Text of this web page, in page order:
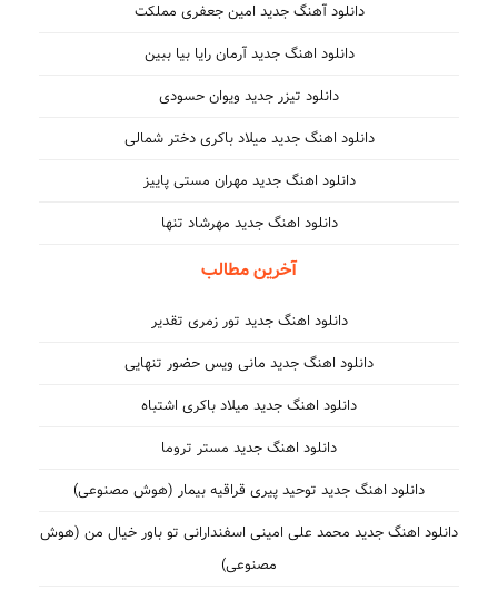
دانلود آهنگ جدید امین جعفری مملکت
دانلود اهنگ جدید آرمان رایا بیا ببین
دانلود تیزر جدید ویوان حسودی
دانلود اهنگ جدید میلاد باکری دختر شمالی
دانلود اهنگ جدید مهران مستی پاییز
دانلود اهنگ جدید مهرشاد تنها
آخرین مطالب
دانلود اهنگ جدید تور زمری تقدیر
دانلود اهنگ جدید مانی ویس حضور تنهایی
دانلود اهنگ جدید میلاد باکری اشتباه
دانلود اهنگ جدید مستر تروما
دانلود اهنگ جدید توحید پیری قراقیه بیمار (هوش مصنوعی)
دانلود اهنگ جدید محمد علی امینی اسفندارانی تو باور خیال من (هوش
مصنوعی)